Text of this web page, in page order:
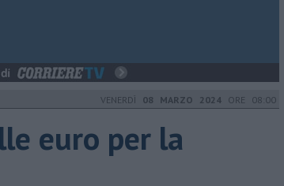
VENERDÌ 08 MARZO 2024 ORE 08:00
euro per la